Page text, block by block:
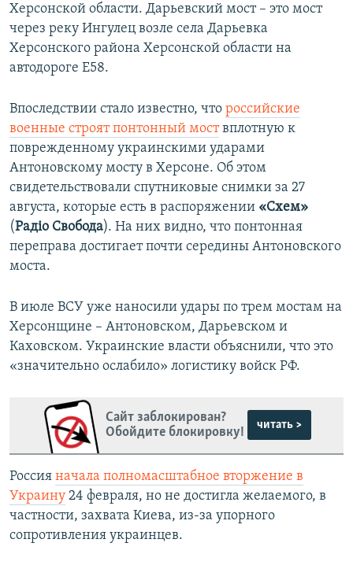
Херсонской области. Дарьевский мост – это мост
через реку Ингулец возле села Дарьевка
Херсонского района Херсонской области на
автодороге E58.
Впоследствии стало известно, что российские
военные строят понтонный моствплотную к
поврежденному украинскими ударами
Антоновскому мосту в Херсоне. Об этом
свидетельствовали спутниковые снимки за 27
августа, которые есть в распоряжении «Схем»
(Радіо Свобода). На них видно, что понтонная
переправа достигает почти середины Антоновского
моста.
В июле ВСУ уже наносили удары по трем мостам на
Херсонщине – Антоновском, Дарьевском и
Каховском. Украинские власти объяснили, что это
«значительно ослабило» логистику войск РФ.
Сайт заблокирован?
Обойдите блокировку!
читать >
Россия начала полномасштабное вторжение в
Украину 24 февраля, но не достигла желаемого, в
частности, захвата Киева, из-за упорного
сопротивления украинцев.